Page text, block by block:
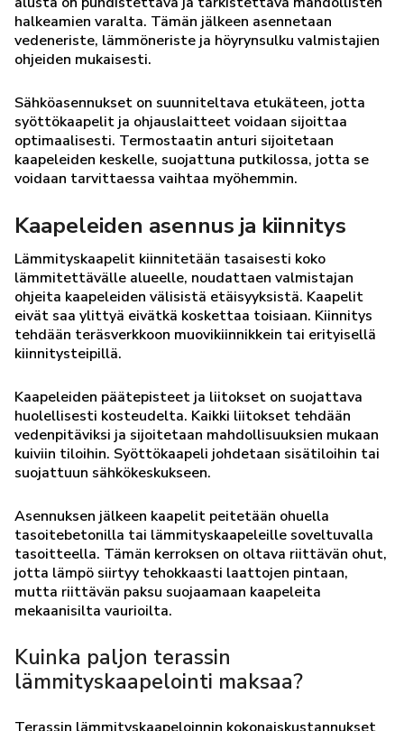
halkeamien varalta. Tämän jälkeen asennetaan
vedeneriste, lämmöneriste ja höyrynsulku valmistajien
ohjeiden mukaisesti.
Sähköasennukset on suunniteltava etukäteen, jotta
syöttökaapelit ja ohjauslaitteet voidaan sijoittaa
optimaalisesti. Termostaatin anturi sijoitetaan
kaapeleiden keskelle, suojattuna putkilossa, jotta se
voidaan tarvittaessa vaihtaa myöhemmin.
Kaapeleiden asennus ja kiinnitys
Lämmityskaapelit kiinnitetään tasaisesti koko
lämmitettävälle alueelle, noudattaen valmistajan
ohjeita kaapeleiden välisistä etäisyyksistä. Kaapelit
eivät saa ylittyä eivätkä koskettaa toisiaan. Kiinnitys
tehdään teräsverkkoon muovikiinnikkein tai erityisellä
kiinnitysteipillä.
Kaapeleiden päätepisteet ja liitokset on suojattava
huolellisesti kosteudelta. Kaikki liitokset tehdään
vedenpitäviksi ja sijoitetaan mahdollisuuksien mukaan
kuiviin tiloihin. Syöttökaapeli johdetaan sisätiloihin tai
suojattuun sähkökeskukseen.
Asennuksen jälkeen kaapelit peitetään ohuella
tasoitebetonilla tai lämmityskaapeleille soveltuvalla
tasoitteella. Tämän kerroksen on oltava riittävän ohut,
jotta lämpö siirtyy tehokkaasti laattojen pintaan,
mutta riittävän paksu suojaamaan kaapeleita
mekaanisilta vaurioilta.
Kuinka paljon terassin
lämmityskaapelointi maksaa?